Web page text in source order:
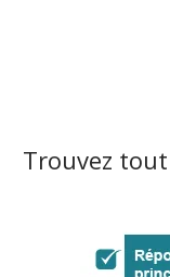
Trouvez